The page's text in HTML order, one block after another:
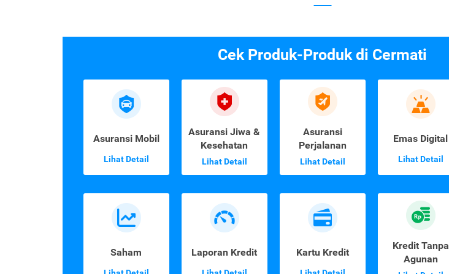
Cek Produk-Produk di Cermati
Asuransi Mobil
Lihat Detail
Asuransi Jiwa &
Kesehatan
Lihat Detail
Asuransi
Perjalanan
Lihat Detail
Emas Digital
Lihat Detail
Saham Laporan Kredit Kartu Kredit
Kredit Tanpa
Agunan